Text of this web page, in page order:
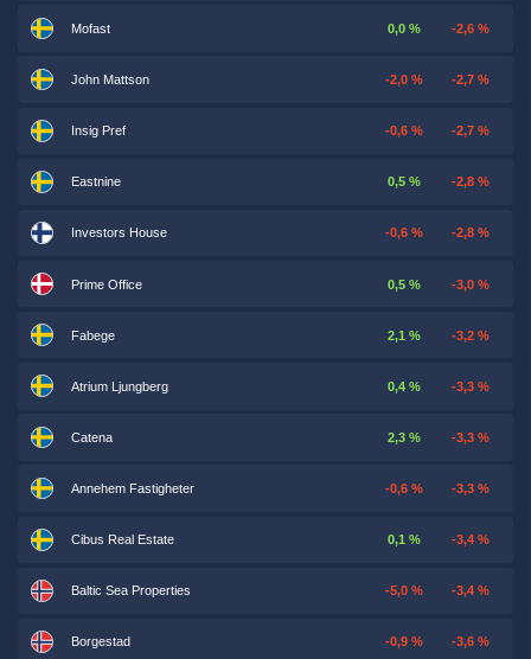
Mofast 0,0 % -2,6 %
John Mattson -2,0 % -2,7 %
Insig Pref -0,6 % -2,7 %
Eastnine 0,5 % -2,8 %
Investors House -0,6 % -2,8 %
Prime Office 0,5 % -3,0 %
Fabege 2,1 % -3,2 %
Atrium Ljungberg 0,4 % -3,3 %
Catena 2,3 % -3,3 %
Annehem Fastigheter -0,6 % -3,3 %
Cibus Real Estate 0,1 % -3,4 %
Baltic Sea Properties -5,0 % -3,4 %
Borgestad -0,9 % -3,6 %